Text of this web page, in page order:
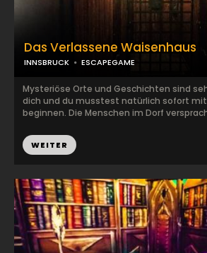
Das Verlassene Waisenhaus
INNSBRUCK ESCAPEGAME
Mysteriöse Orte und Geschichten sind
dich und du musstest natürlich sofort mit
beginnen. Die Menschen im Dorf
WEITER